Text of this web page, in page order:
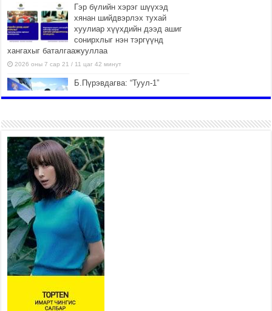
Гэр бүлийн хэрэг шүүхэд
хянан шийдвэрлэх тухай
хуулиар хүүхдийн дээд ашиг
сонирхлыг нэн тэргүүнд
хангахыг баталгаажууллаа
2026 оны 7 сар 21 / 11 цаг 42 минут
Б.Пүрэвдагва: “Туул-1”
2026 оны 7 сар 21 / 10 цаг 15 минут
НИЙСЛЭЛ, АЙМГИЙН
УДИРДЛАГУУДЫН АЖЛЫГ
ХҮНД СУРТЛЫГ БУУРУУЛЖ,
ИРГЭД, АЖ АХУЙН НЭГЖИЙН
АЧААГ ХЭРХЭН ХӨНГӨЛСНӨӨР ДҮГНЭНЭ
2026 оны 7 сар 21 / 10 цаг 09 минут
Байнгын хорооны дарга М.Мандхай Цөлжилттэй
тэмцэх тухай НҮБ-ын конвенцын талуудын 17
дугаар бага хурал (СОР17)-ын бэлтгэл ажлын
явцтай танилцлаа
2026 оны 7 сар 21 / 10 цаг 03 минут
Б.Пүрэвдагва: Бүтээн байгуулалтын аливаа
ажил инженерийн хангамжийн байгууллагуудын